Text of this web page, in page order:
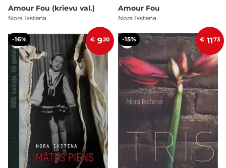
Amour Fou (krievu val.)
Nora Ikstena
Amour Fou
Nora Ikstena
-16% € 920 -15% € 1173